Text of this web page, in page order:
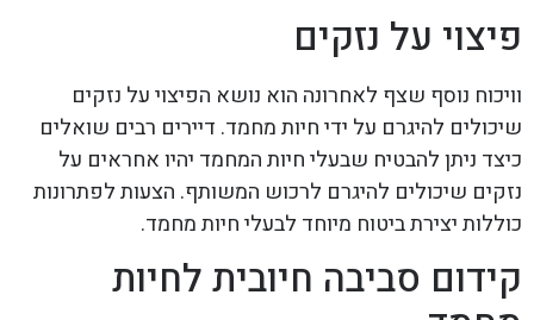
פיצוי על נזקים
וויכוח נוסף שצף לאחרונה הוא נושא הפיצוי על נזקים
שיכולים להיגרם על ידי חיות מחמד. דיירים רבים שואלים
כיצד ניתן להבטיח שבעלי חיות המחמד יהיו אחראים על
נזקים שיכולים להיגרם לרכוש המשותף. הצעות לפתרונות
כוללות יצירת ביטוח מיוחד לבעלי חיות מחמד.
קידום סביבה חיובית לחיות